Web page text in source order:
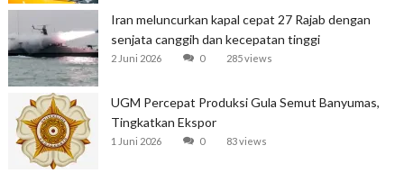
Iran meluncurkan kapal cepat 27 Rajab dengan
senjata canggih dan kecepatan tinggi
2 Juni 2026 0 285 views
UGM Percepat Produksi Gula Semut Banyumas,
Tingkatkan Ekspor
1 Juni 2026 0 83 views